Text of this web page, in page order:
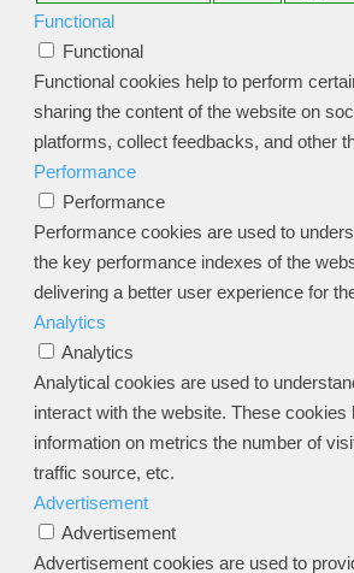
Functional
Functional
Functional cookies help to perform
sharing the content of the website on
platforms, collect feedbacks, and other
Performance
Performance
Performance cookies are used to
the key performance indexes of the
delivering a better user experience for
Analytics
Analytics
Analytical cookies are used to
interact with the website. These cookies
information on metrics the number of
traffic source, etc.
Advertisement
Advertisement
Advertisement cookies are used to